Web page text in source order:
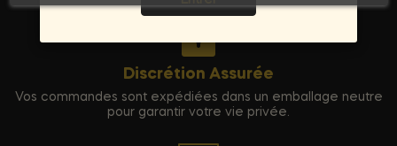
Discrétion Assurée
Vos commandes sont expédiées dans un emballage neutre
pour garantir votre vie privée.